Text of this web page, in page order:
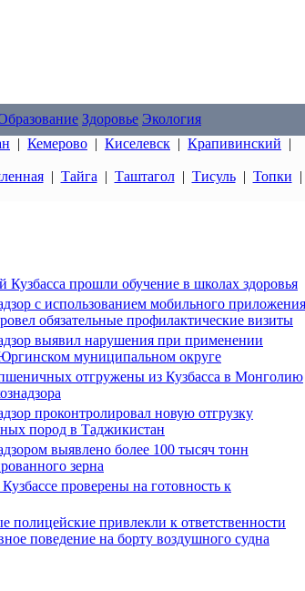
Здоровье Экология
| Кемерово | Киселевск | Крапивинский |
| Тайга | Таштагол| Тисуль| Топки |
Кузбасса прошли обучение в школах здоровья
с использованием мобильного приложения
обязательные профилактические визиты
выявил нарушения при применении
муниципальном округе
отгружены из Кузбасса в Монголию
проконтролировал новую отгрузку
пород в Таджикистан
выявлено более 100 тысяч тонн
зерна
проверены на готовность к
полицейские привлекли к ответственности
поведение на борту воздушного судна